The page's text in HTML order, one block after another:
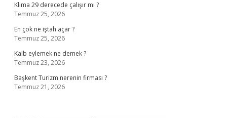
Klima 29 derecede çalışır mı ?
Temmuz 25, 2026
En çok ne iştah açar ?
Temmuz 25, 2026
Kalb eylemek ne demek ?
Temmuz 23, 2026
Başkent Turizm nerenin firması ?
Temmuz 21, 2026